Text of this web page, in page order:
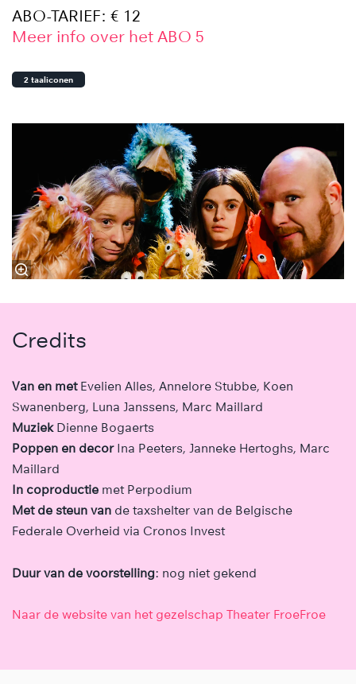
ABO-TARIEF: € 12
Meer info over het ABO 5
2 taaliconen
Credits
Van en metEvelien Alles, Annelore Stubbe, Koen
Swanenberg, Luna Janssens, Marc Maillard
Muziek Dienne Bogaerts
Poppen en decor Ina Peeters, Janneke Hertoghs, Marc
Maillard
In coproductie met Perpodium
Met de steun van de taxshelter van de Belgische
Federale Overheid via Cronos Invest
Duur van de voorstelling: nog niet gekend
Naar de website van het gezelschap Theater FroeFroe